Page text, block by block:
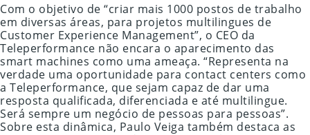
Com o objetivo de “criar mais 1000 postos de trabalho
em diversas áreas, para projetos multilingues de
Customer Experience Management”, o CEO da
Teleperformance não encara o aparecimento das
smart machines como uma ameaça. “Representa na
verdade uma oportunidade para contact centers como
a Teleperformance, que sejam capaz de dar uma
resposta qualificada, diferenciada e até multilingue.
Será sempre um negócio de pessoas para pessoas”.
Sobre esta dinâmica, Paulo Veiga também destaca as